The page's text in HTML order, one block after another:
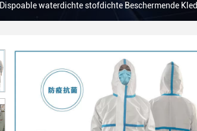
Dispoable waterdichte stofdichte Beschermende